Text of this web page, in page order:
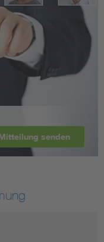
senden